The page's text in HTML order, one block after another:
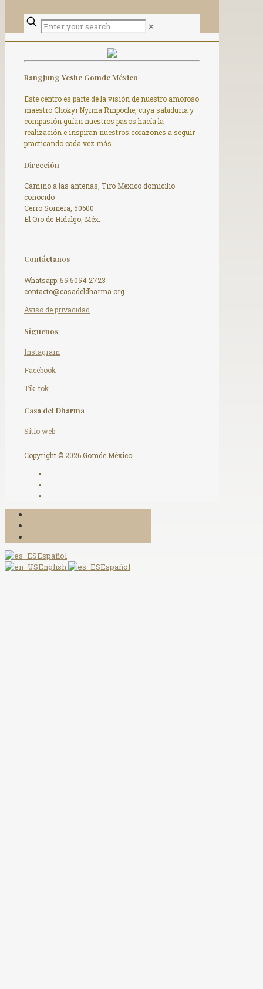
✕
Rangjung Yeshe Gomde México
Este centro es parte de la visión de nuestro amoroso
maestro Chökyi Nyima Rinpoche, cuya sabiduría y
compasión guían nuestros pasos hacía la
realización e inspiran nuestros corazones a seguir
practicando cada vez más.
Dirección
Camino a las antenas, Tiro México domicilio
conocido
Cerro Somera, 50600
El Oro de Hidalgo, Méx.
Contáctanos
Whatsapp: 55 5054 2723
contacto@casadeldharma.org ​
Aviso de privacidad
Síguenos
Instagram
Facebook
Tik-tok
Casa del Dharma
Sitio web
Copyright © 2026 Gomde México
Español
English
Español